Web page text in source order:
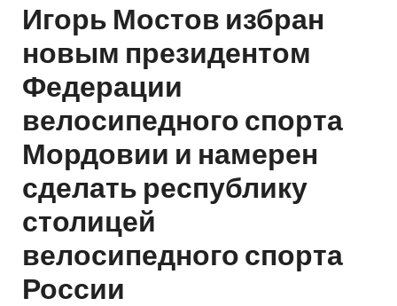
Игорь Мостов избран
новым президентом
Федерации
велосипедного спорта
Мордовии и намерен
сделать республику
столицей
велосипедного спорта
России